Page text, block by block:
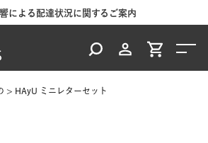
による配達状況に関するご案内
HAyU ミニレターセット